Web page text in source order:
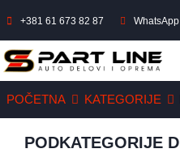
+381 61 673 82 87
POČETNA KATEGORIJE
PODKATEGORIJE